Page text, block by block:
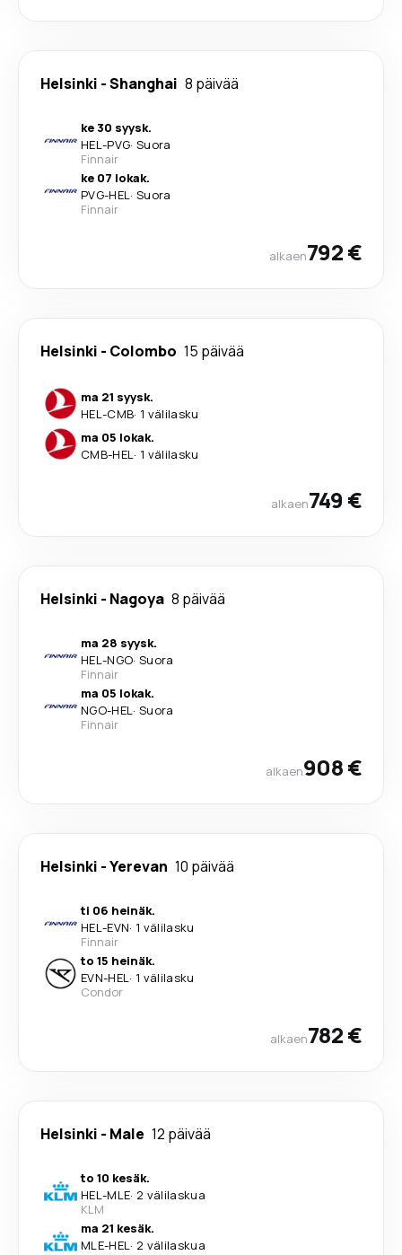
Helsinki -Shanghai 8 päivää
ke 30 syysk.
HEL-PVG· Suora
Finnair
ke 07 lokak.
PVG-HEL· Suora
Finnair
alkaen792 €
Helsinki - Colombo 15 päivää
ma 21 syysk.
HEL-CMB· 1 välilasku
ma 05 lokak.
CMB-HEL· 1 välilasku
alkaen749 €
Helsinki - Nagoya 8 päivää
ma 28 syysk.
HEL-NGO· Suora
Finnair
ma 05 lokak.
NGO-HEL· Suora
Finnair
alkaen908 €
Helsinki -Yerevan 10 päivää
ti 06 heinäk.
HEL-EVN· 1 välilasku
Finnair
to 15 heinäk.
EVN-HEL· 1 välilasku
Condor
alkaen782 €
Helsinki - Male 12 päivää
to 10 kesäk.
HEL-MLE· 2 välilaskua
KLM
ma 21 kesäk.
MLE-HEL· 2 välilaskua